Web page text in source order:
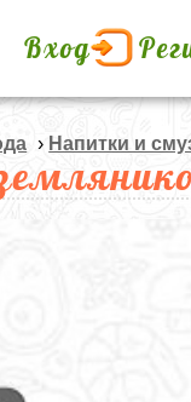
Вход
› Напитки и